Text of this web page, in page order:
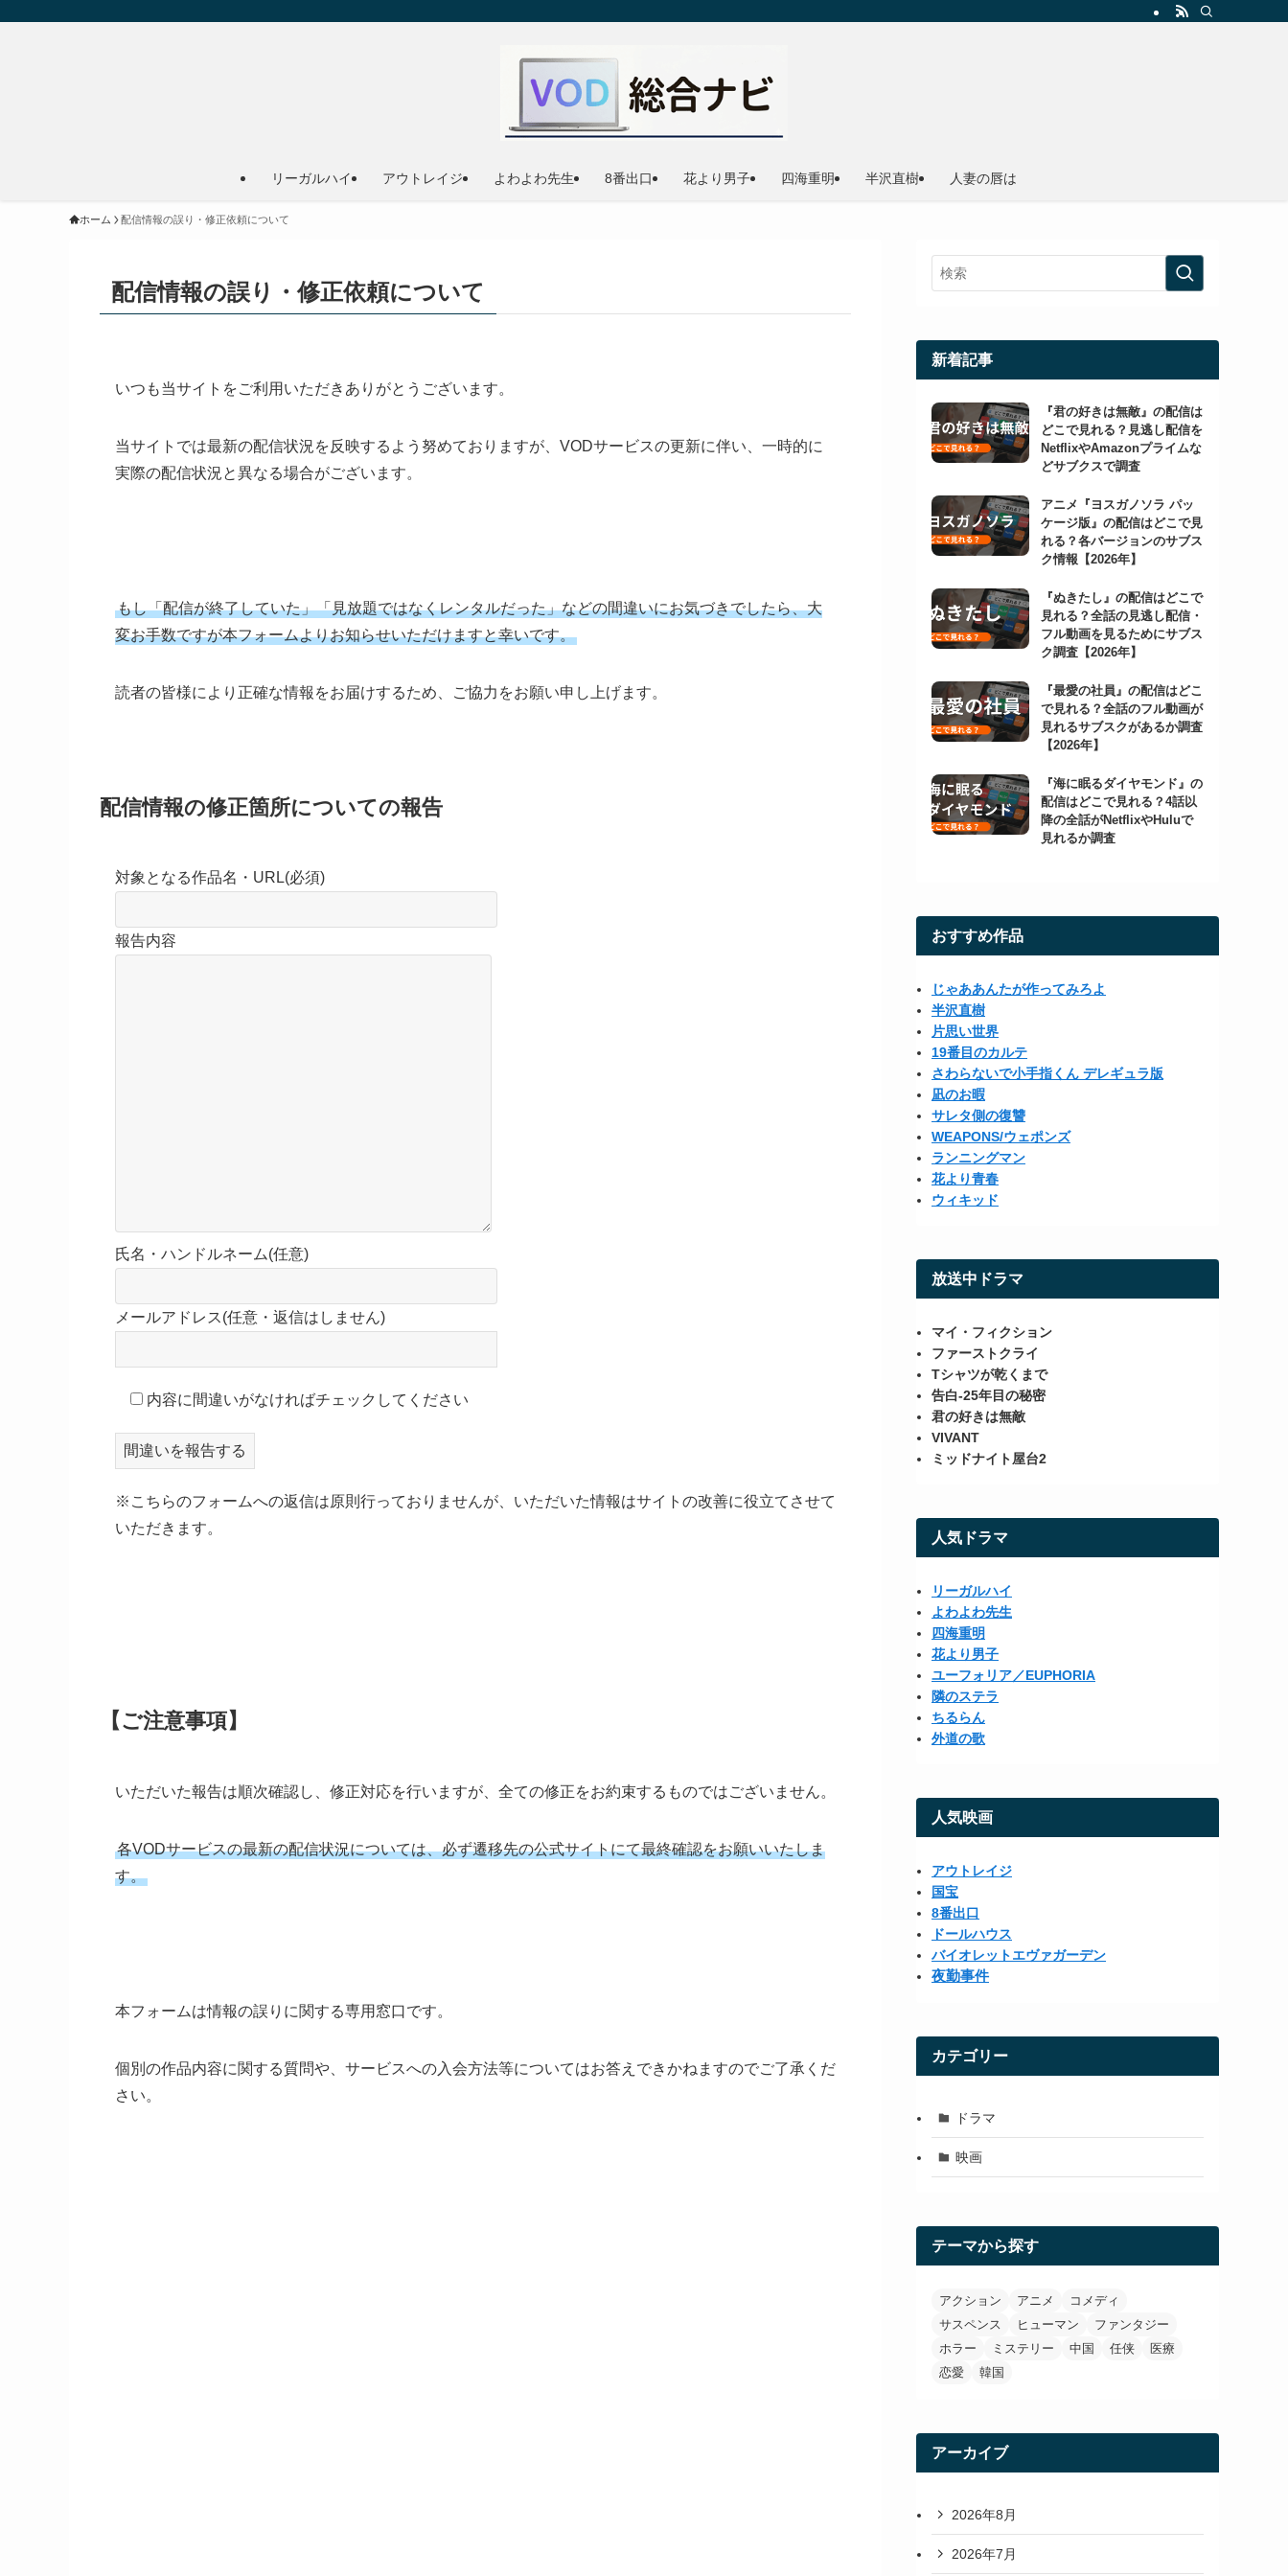
リーガルハイ アウトレイジ よわよわ先生 8番出口 花より男子 四海重明 半沢直樹 人妻の唇は
ホーム 配信情報の誤り・修正依頼について
配信情報の誤り・修正依頼について
いつも当サイトをご利用いただきありがとうございます。
当サイトでは最新の配信状況を反映するよう努めておりますが、VODサービスの更新に伴い、一時的に
実際の配信状況と異なる場合がございます。
もし「配信が終了していた」「見放題ではなくレンタルだった」などの間違いにお気づきでしたら、大
変お手数ですが本フォームよりお知らせいただけますと幸いです。
読者の皆様により正確な情報をお届けするため、ご協力をお願い申し上げます。
配信情報の修正箇所についての報告
対象となる作品名・URL(必須)
報告内容
氏名・ハンドルネーム(任意)
メールアドレス(任意・返信はしません)
内容に間違いがなければチェックしてください
※こちらのフォームへの返信は原則行っておりませんが、いただいた情報はサイトの改善に役立てさせて
いただきます。
【ご注意事項】
いただいた報告は順次確認し、修正対応を行いますが、全ての修正をお約束するものではございません。
各VODサービスの最新の配信状況については、必ず遷移先の公式サイトにて最終確認をお願いいたしま
す。
本フォームは情報の誤りに関する専用窓口です。
個別の作品内容に関する質問や、サービスへの入会方法等についてはお答えできかねますのでご了承くだ
さい。
新着記事
『君の好きは無敵』の配信は
どこで見れる？見逃し配信を
NetflixやAmazonプライムな
どサブクスで調査
アニメ『ヨスガノソラ パッ
ケージ版』の配信はどこで見
れる？各バージョンのサブス
ク情報【2026年】
『ぬきたし』の配信はどこで
見れる？全話の見逃し配信・
フル動画を見るためにサブス
ク調査【2026年】
『最愛の社員』の配信はどこ
で見れる？全話のフル動画が
見れるサブスクがあるか調査
【2026年】
『海に眠るダイヤモンド』の
配信はどこで見れる？4話以
降の全話がNetflixやHuluで
見れるか調査
おすすめ作品
じゃああんたが作ってみろよ
半沢直樹
片思い世界
19番目のカルテ
さわらないで小手指くん デレギュラ版
凪のお暇
サレタ側の復讐
WEAPONS/ウェポンズ
ランニングマン
花より青春
ウィキッド
放送中ドラマ
マイ・フィクション
ファーストクライ
Tシャツが乾くまで
告白-25年目の秘密
君の好きは無敵
VIVANT
ミッドナイト屋台2
人気ドラマ
リーガルハイ
よわよわ先生
四海重明
花より男子
ユーフォリア／EUPHORIA
隣のステラ
ちるらん
外道の歌
人気映画
アウトレイジ
国宝
8番出口
ドールハウス
バイオレットエヴァガーデン
夜勤事件
カテゴリー
ドラマ
映画
テーマから探す
アクション アニメ
コメディ
サスペンス
ヒューマン
ファンタジー
ホラー
ミステリー 中国 任侠
医療
恋愛
韓国
アーカイブ
2026年8月
2026年7月